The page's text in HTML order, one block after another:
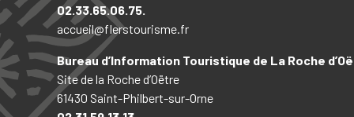
02.33.65.06.75.
accueil@flerstourisme.fr
Bureau d’Information Touristique de La Roche
Site de la Roche d’Oëtre
61430 Saint-Philbert-sur-Orne